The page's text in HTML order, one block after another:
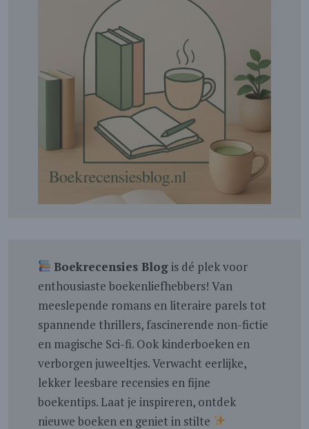
Boekrecensies Blogis dé plek voor
enthousiaste boekenliefhebbers! Van
meeslepende romans en literaire parels tot
spannende thrillers, fascinerende non-fictie
en magische Sci-fi. Ook kinderboeken en
verborgen juweeltjes. Verwacht eerlijke,
lekker leesbare recensies en fijne
boekentips. Laat je inspireren, ontdek
nieuwe boeken en geniet in stilte